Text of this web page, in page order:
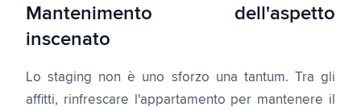
Mantenimento dell'aspetto
inscenato
Lo staging non è uno sforzo una tantum. Tra gli
affitti, rinfrescare l'appartamento per mantenere il